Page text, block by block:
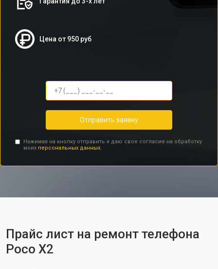
Цена от 950 руб
Отправить заявку
Нажимая на кнопку отправить я даю свое согласие на обработку
моих персональных данных.
Прайс лист на ремонт телефона
Poco X2